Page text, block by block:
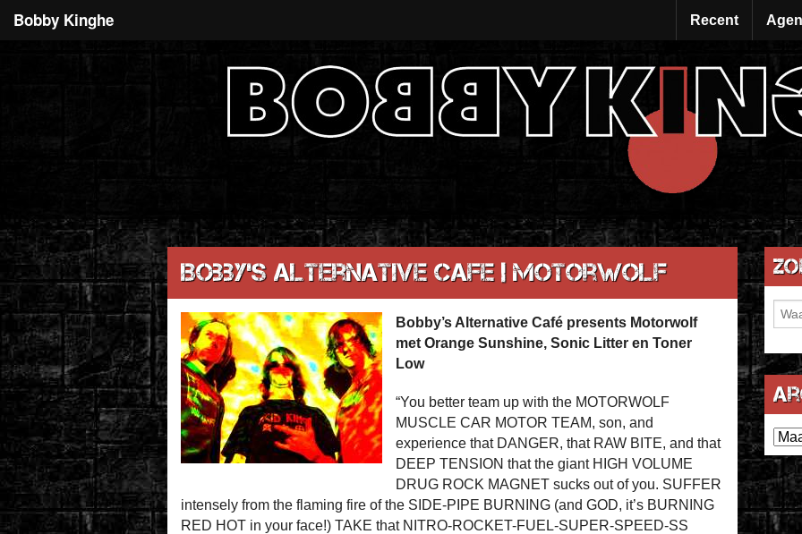
Bobby Kinghe Recent
Bobby’s Alternative Cafe | Motorwolf
Bobby’s Alternative Café presents Motorwolf
met Orange Sunshine, Sonic Litter en Toner
Low
“You better team up with the MOTORWOLF
MUSCLE CAR MOTOR TEAM, son, and
experience that DANGER, that RAW BITE, and that
DEEP TENSION that the giant HIGH VOLUME
DRUG ROCK MAGNET sucks out of you. SUFFER
intensely from the flaming fire of the SIDE-PIPE BURNING (and GOD, it’s BURNING
RED HOT in your face!) TAKE that NITRO-ROCKET-FUEL-SUPER-SPEED-SS